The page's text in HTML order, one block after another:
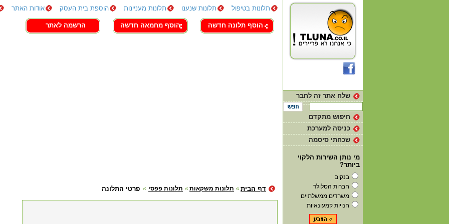
תלונות בטיפול תלונות שנענו תלונות מעניינות הוספת בית העסק אודות האתר
צור קשר
הוסף תלונה חדשה הוסף מחמאה חדשה הרשמה לאתר
פרטי התלונה תלונות פפסי תלונות משקאות דף הבית
שלח אתר זה לחבר
חיפוש מתקדם
כניסה למערכת
שכחתי סיסמה
מי נותן השירות הלקוי
ביותר?
בנקים
חברות הסלולר
משרדים ממשלתיים
חנויות קמעונאיות